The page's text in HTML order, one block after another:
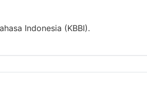
Indonesia (KBBI).